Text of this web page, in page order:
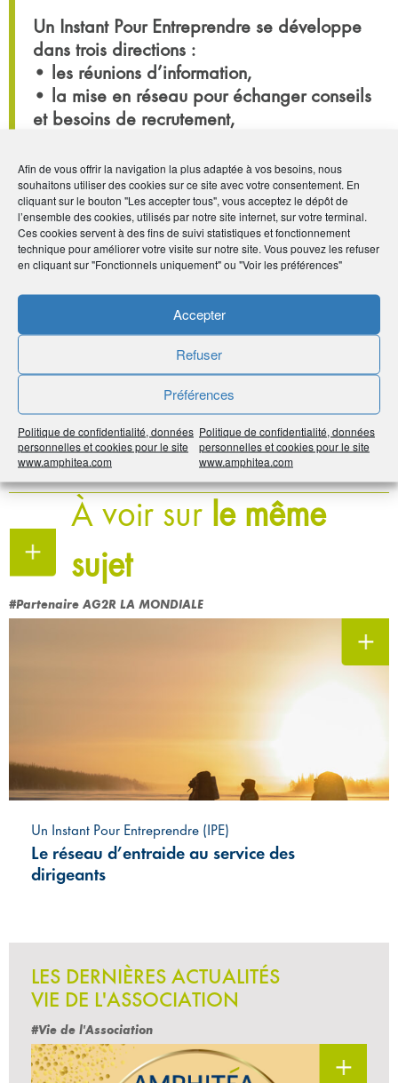
Afin de vous offrir la navigation la plus adaptée à vos besoins, nous
souhaitons utiliser des cookies sur ce site avec votre consentement. En
cliquant sur le bouton "Les accepter tous", vous acceptez le dépôt de
l’ensemble des cookies, utilisés par notre site internet, sur votre terminal.
Ces cookies servent à des fins de suivi statistiques et fonctionnement
technique pour améliorer votre visite sur notre site. Vous pouvez les refuser
en cliquant sur "Fonctionnels uniquement" ou "Voir les préférences"
Accepter
Refuser
Préférences
Politique de confidentialité, données
personnelles et cookies pour le site
www.amphitea.com
Politique de confidentialité, données
personnelles et cookies pour le site
www.amphitea.com
Un Instant Pour Entreprendre se développe
dans trois directions :
• les réunions d’information,
• la mise en réseau pour échanger conseils
et besoins de recrutement,
exemple aux dirigeants d’une même
profession de travailler entre eux.
Imprimer
À voir sur le même
sujet
#Partenaire AG2R LA MONDIALE
Un Instant Pour Entreprendre (IPE)
Le réseau d’entraide au service des
dirigeants
LES DERNIÈRES ACTUALITÉS
VIE DE L'ASSOCIATION
#Vie de l'Association